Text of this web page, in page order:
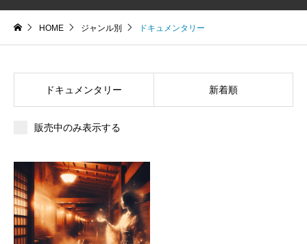
HOME ジャンル別 ドキュメンタリー
ドキュメンタリー 新着順
販売中のみ表示する